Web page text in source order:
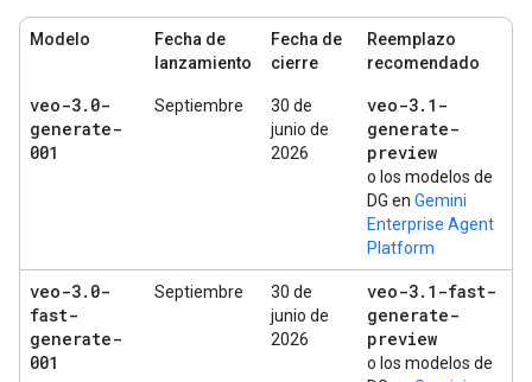
Modelo
Fecha de
lanzamiento
Fecha de
cierre
Reemplazo
recomendado
veo-3. 0-
generate-
001
Septiembre
30 de
junio de
2026
veo-3. 1-
generate-
preview
o los modelos de
DG en Gemini
Enterprise Agent
Platform
veo-3. 0-
fast-
generate-
001
Septiembre
30 de
junio de
2026
veo-3. 1-fast-
generate-
preview
o los modelos de